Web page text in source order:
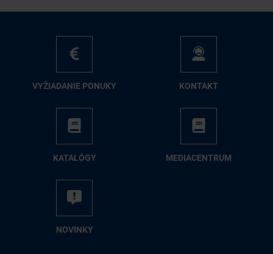
VY­ŽIA­DA­NIE PO­NU­KY KON­TAKT
KA­TA­LÓ­GY ME­DIA­CEN­TRUM
NO­VIN­KY